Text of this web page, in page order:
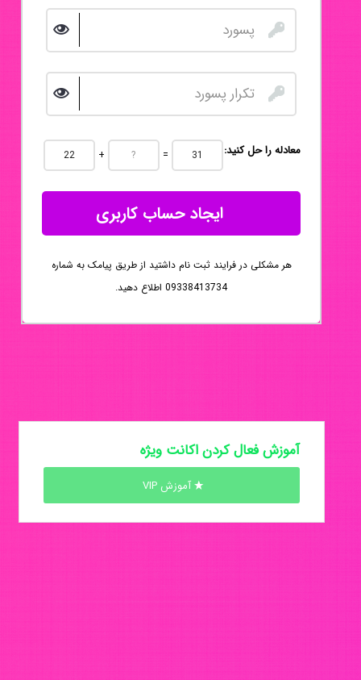
:معادله را حل کنید + =
ایجاد حساب کاربری
هر مشکلی در فرایند ثبت نام داشتید از طریق پیامک به شماره
09338413734 اطلاع دهید.
آموزش فعال کردن اکانت ویژه
آموزش VIP